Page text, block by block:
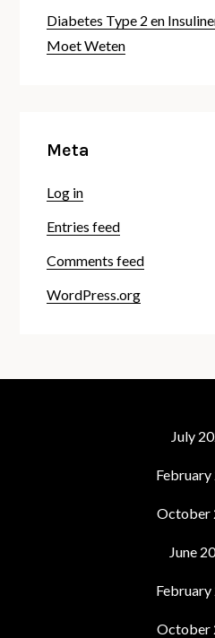
Diabetes Type 2 en
Moet Weten
Meta
Log in
Entries feed
Comments feed
WordPress.org
July
February
October
June
February
October